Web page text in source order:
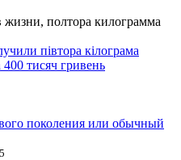
полтора килограмма
півтора кілограма
тисяч гривень
поколения или обычный